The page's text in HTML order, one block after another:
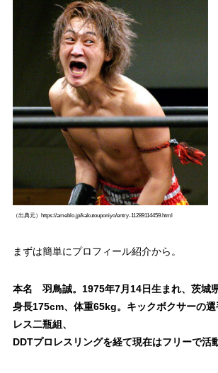
（出典元）https://ameblo.jp/kakutouponiyo/entry-11289114459.html
まずは簡単にプロフィール紹介から。
本名 羽鳥誠。1975年7月14日生まれ、茨城県
身長175cm、体重65kg。キックボクサーの選
レス二瓶組、
DDTプロレスリングを経て現在はフリーで活